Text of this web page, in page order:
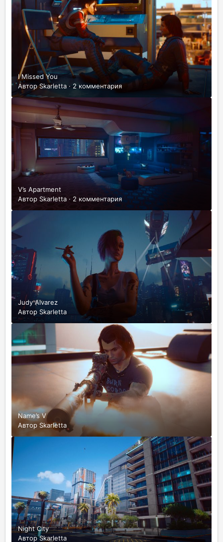
I Missed You
АвторSkarletta · 2 комментария
V’s Apartment
Автор Skarletta · 2 комментария
Judy Alvarez
Автор Skarletta
Name’s V
Автор Skarletta
Night City
АвторSkarletta